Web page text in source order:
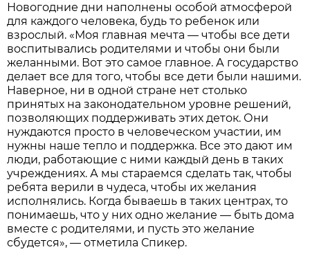
Новогодние дни наполнены особой атмосферой
для каждого человека, будь то ребенок или
взрослый. «Моя главная мечта — чтобы все дети
воспитывались родителями и чтобы они были
желанными. Вот это самое главное. А государство
делает все для того, чтобы все дети были нашими.
Наверное, ни в одной стране нет столько
принятых на законодательном уровне решений,
позволяющих поддерживать этих деток. Они
нуждаются просто в человеческом участии, им
нужны наше тепло и поддержка. Все это дают им
люди, работающие с ними каждый день в таких
учреждениях. А мы стараемся сделать так, чтобы
ребята верили в чудеса, чтобы их желания
исполнялись. Когда бываешь в таких центрах, то
понимаешь, что у них одно желание — быть дома
вместе с родителями, и пусть это желание
сбудется», — отметила Спикер.